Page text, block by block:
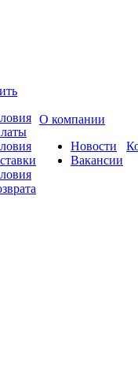
О компании
Новости
Вакансии